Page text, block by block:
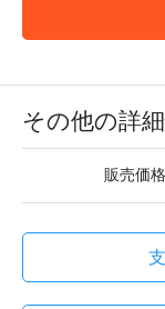
その他の詳
販売価格